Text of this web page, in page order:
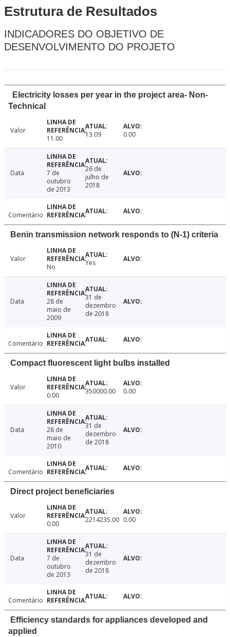
Estrutura de Resultados
INDICADORES DO OBJETIVO DE
DESENVOLVIMENTO DO PROJETO
Electricity losses per year in the project area- Non-
Technical
Valor
11.00
13.09 0.00
Data
7 de
outubro
de 2013
26 de
julho de
2018
Comentário
Benin transmission network responds to (N-1) criteria
Valor
No
Yes
Data
28 de
maio de
2009
31 de
dezembro
de 2018
Comentário
Compact fluorescent light bulbs installed
Valor
0.00
350000.00 0.00
Data
28 de
maio de
2010
31 de
dezembro
de 2018
Comentário
Direct project beneficiaries
Valor
0.00
2214235.00 0.00
Data
7 de
outubro
de 2013
31 de
dezembro
de 2018
Comentário
Efficiency standards for appliances developed and
applied